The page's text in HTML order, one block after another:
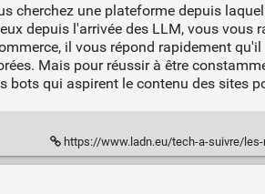
cherchez une plateforme depuis
depuis l'arrivée des LLM, vous vous
il vous répond rapidement
Mais pour réussir à être
qui aspirent le contenu des sites
https://www.ladn.eu/tech-a-suivre/les-marques-